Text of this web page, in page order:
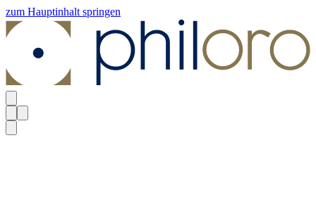
zum Hauptinhalt springen